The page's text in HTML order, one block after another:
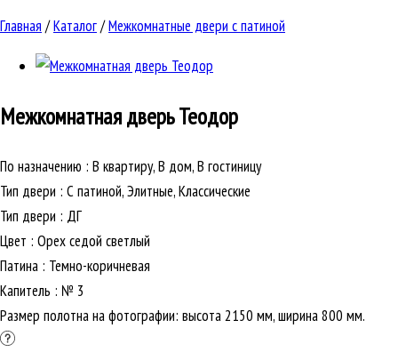
Главная /Каталог/Межкомнатные двери с патиной
Межкомнатная дверьТеодор
По назначению : В квартиру, В дом, В гостиницу
Тип двери : С патиной, Элитные, Классические
Тип двери : ДГ
Цвет : Орех седой светлый
Патина : Темно-коричневая
Капитель : № 3
Размер полотна на фотографии: высота 2150 мм, ширина 800 мм.